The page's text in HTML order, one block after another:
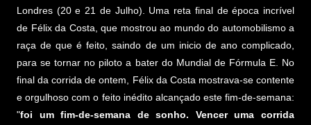
Londres (20 e 21 de Julho). Uma reta final de época incrível
de Félix da Costa, que mostrou ao mundo do automobilismo a
raça de que é feito, saindo de um inicio de ano complicado,
para se tornar no piloto a bater do Mundial de Fórmula E. No
final da corrida de ontem, Félix da Costa mostrava-se contente
e orgulhoso com o feito inédito alcançado este fim-de-semana:
"foi um fim-de-semana de sonho. Vencer uma corrida